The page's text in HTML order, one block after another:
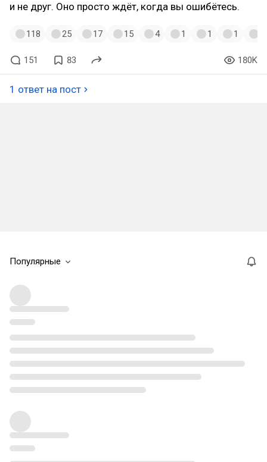
и не друг. Оно просто ждёт, когда вы ошибётесь.
118 25 17 15 4 1 1 1
151 83 180K
1 ответ на пост
Популярные